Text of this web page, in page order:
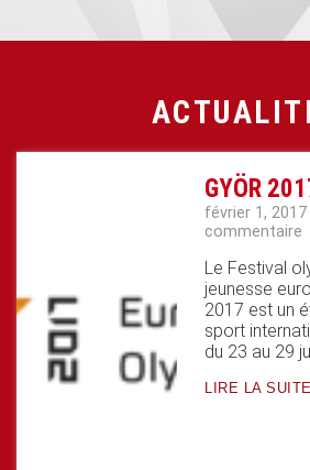
GYÖR
février 1,
commentaire
Le Festival
jeunesse
2017 est un
sport
du 23 au 29
LIRE LA